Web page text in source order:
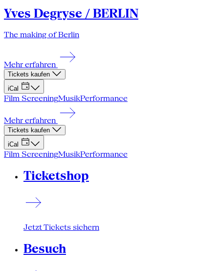
Yves Degryse / BERLIN
The making of Berlin
Mehr erfahren
Tickets kaufen
iCal
Film ScreeningMusikPerformance
Mehr erfahren
Tickets kaufen
iCal
Film ScreeningMusikPerformance
Ticketshop
Jetzt Tickets sichern
Besuch